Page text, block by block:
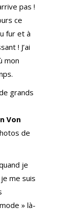
pas !
ce
fur et à
! J’ai
mon
grands
Von
de
je
me suis
» là-